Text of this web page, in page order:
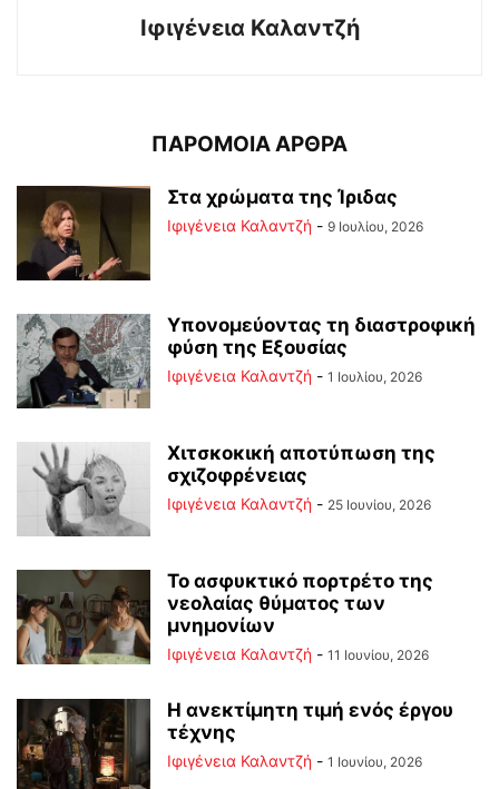
Ιφιγένεια Καλαντζή
ΠΑΡΟΜΟΙΑ ΑΡΘΡΑ
Στα χρώματα της Ίριδας
Ιφιγένεια Καλαντζή - 9 Ιουλίου, 2026
Υπονομεύοντας τη διαστροφική
φύση της Εξουσίας
Ιφιγένεια Καλαντζή - 1 Ιουλίου, 2026
Χιτσκοκική αποτύπωση της
σχιζοφρένειας
Ιφιγένεια Καλαντζή - 25 Ιουνίου, 2026
Το ασφυκτικό πορτρέτο της
νεολαίας θύματος των
μνημονίων
Ιφιγένεια Καλαντζή - 11 Ιουνίου, 2026
Η ανεκτίμητη τιμή ενός έργου
τέχνης
Ιφιγένεια Καλαντζή - 1 Ιουνίου, 2026